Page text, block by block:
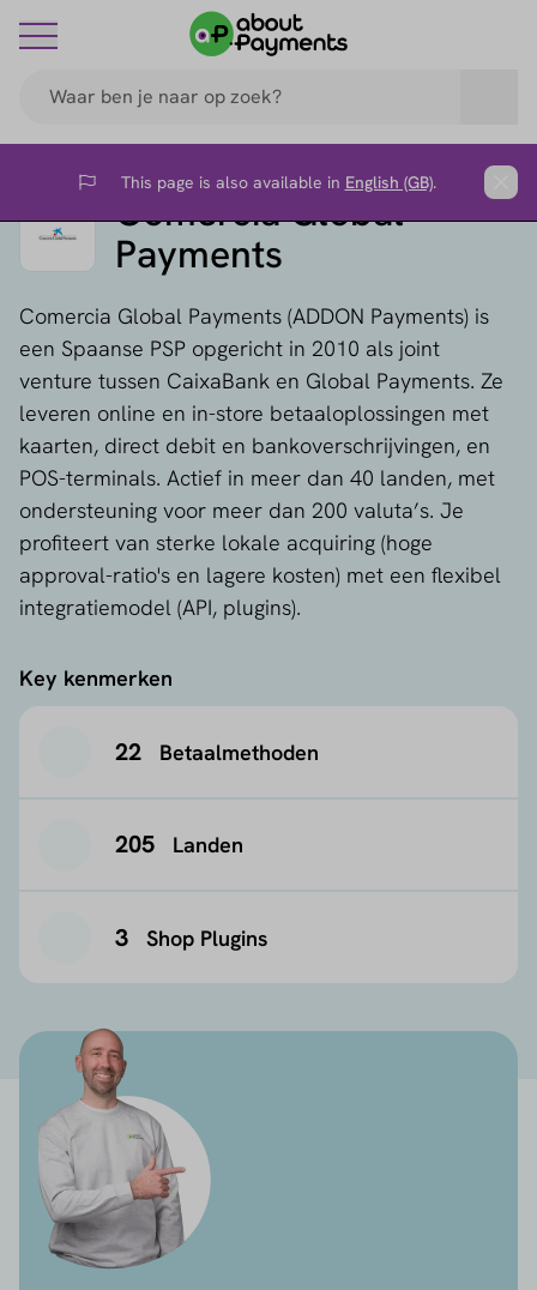
Flag This page is also available in English (GB).
Comercia Global
Payments
Comercia Global Payments (ADDON Payments) is
een Spaanse PSP opgericht in 2010 als joint
venture tussen CaixaBank en Global Payments. Ze
leveren online en in-store betaaloplossingen met
kaarten, direct debit en bankoverschrijvingen, en
POS-terminals. Actief in meer dan 40 landen, met
ondersteuning voor meer dan 200 valuta’s. Je
profiteert van sterke lokale acquiring (hoge
approval-ratio's en lagere kosten) met een flexibel
integratiemodel (API, plugins).
Key kenmerken
22 Betaalmethoden
205 Landen
3 Shop Plugins